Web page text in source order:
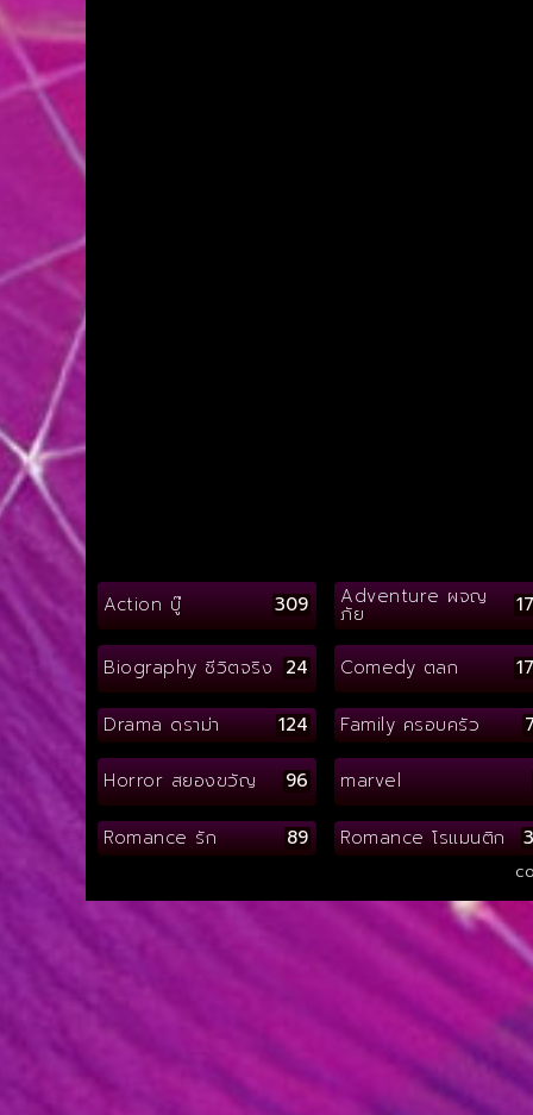
Action บู๊ 309 Adventure ผจญ
ภัย
Biography ชีวิตจริง 24 Comedy ตลก
Drama ดราม่า 124 Family ครอบครัว
Horror สยองขวัญ 96 marvel
Romance รัก 89 Romance โรแมนติก